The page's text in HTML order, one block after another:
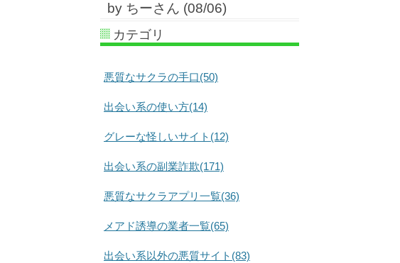
by ちーさん (08/06)
カテゴリ
悪質なサクラの手口(50)
出会い系の使い方(14)
グレーな怪しいサイト(12)
出会い系の副業詐欺(171)
悪質なサクラアプリ一覧(36)
メアド誘導の業者一覧(65)
出会い系以外の悪質サイト(83)